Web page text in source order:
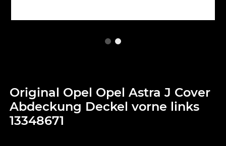
Original Opel Opel Astra J Cover
Abdeckung Deckel vorne links
13348671